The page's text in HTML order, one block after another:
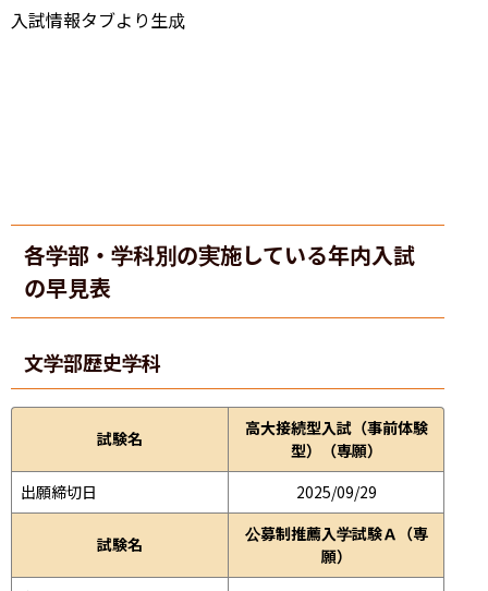
入試情報タブより生成
各学部・学科別の実施している年内入試
の早見表
文学部歴史学科
試験名
高大接続型入試（事前体験
型）（専願）
出願締切日
2025/09/29
試験名
公募制推薦入学試験Ａ（専
願）